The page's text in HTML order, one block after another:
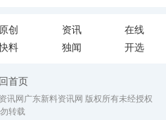
原创 资讯
在线
料 独闻 开选
首页
网广东新料资讯网 版权所有未经授权
转载